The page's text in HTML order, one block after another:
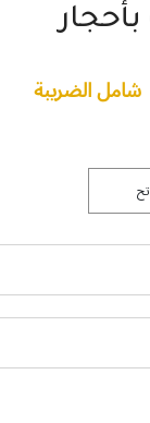
بأحجار
شامل الضريبة